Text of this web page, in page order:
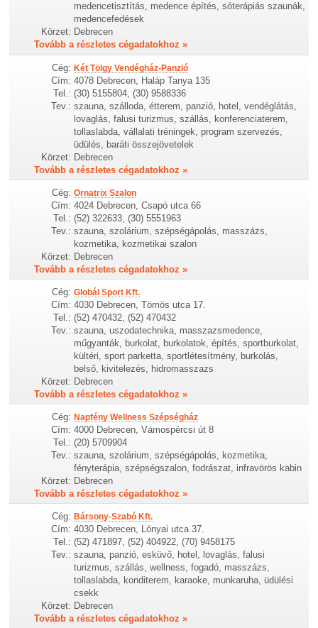
medencetisztítás, medence építés, sóterápiás szaunák,
medencefedések
Körzet: Debrecen
Tovább a részletes cégadatokhoz »
Cég: Két Tölgy Vendégház-Panzió
Cím: 4078 Debrecen, Haláp Tanya 135
Tel.: (30) 5155804, (30) 9588336
Tev.: szauna, szálloda, étterem, panzió, hotel, vendéglátás,
lovaglás, falusi turizmus, szállás, konferenciaterem,
tollaslabda, vállalati tréningek, program szervezés,
üdülés, baráti összejövetelek
Körzet: Debrecen
Tovább a részletes cégadatokhoz »
Cég: Ornatrix Szalon
Cím: 4024 Debrecen, Csapó utca 66
Tel.: (52) 322633, (30) 5551963
Tev.: szauna, szolárium, szépségápolás, masszázs,
kozmetika, kozmetikai szalon
Körzet: Debrecen
Tovább a részletes cégadatokhoz »
Cég: Globál Sport Kft.
Cím: 4030 Debrecen, Tömös utca 17.
Tel.: (52) 470432, (52) 470432
Tev.: szauna, uszodatechnika, masszazsmedence,
műgyanták, burkolat, burkolatok, építés, sportburkolat,
kültéri, sport parketta, sportlétesítmény, burkolás,
belső, kivitelezés, hidromasszazs
Körzet: Debrecen
Tovább a részletes cégadatokhoz »
Cég: Napfény Wellness Szépségház
Cím: 4000 Debrecen, Vámospércsi út 8
Tel.: (20) 5709904
Tev.: szauna, szolárium, szépségápolás, kozmetika,
fényterápia, szépségszalon, fodrászat, infravörös kabin
Körzet: Debrecen
Tovább a részletes cégadatokhoz »
Cég: Bársony-Szabó Kft.
Cím: 4030 Debrecen, Lónyai utca 37.
Tel.: (52) 471897, (52) 404922, (70) 9458175
Tev.: szauna, panzió, esküvő, hotel, lovaglás, falusi
turizmus, szállás, wellness, fogadó, masszázs,
tollaslabda, konditerem, karaoke, munkaruha, üdülési
csekk
Körzet: Debrecen
Tovább a részletes cégadatokhoz »